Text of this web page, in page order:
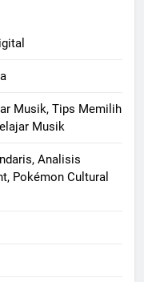
Musik, Tips Memilih
Musik
Analisis
Pokémon Cultural